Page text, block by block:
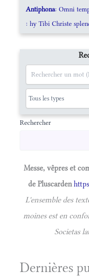
Antiphona: Omni
: hy Tibi Christe
Rechercher
Messe, vêpres et
de Pluscarden
L'ensemble des
moines est en
Societas
Dernières